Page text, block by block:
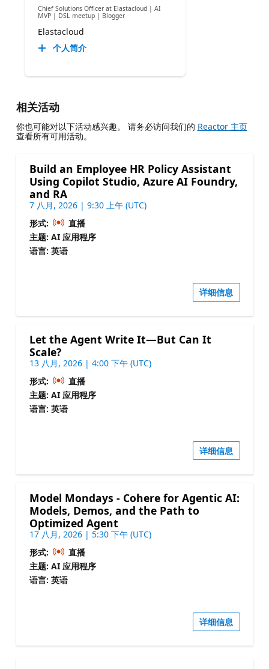
Chief Solutions Officer at Elastacloud | AI
MVP | DSL meetup | Blogger
Elastacloud
个人简介
相关活动
你也可能对以下活动感兴趣。 请务必访问我们的 Reactor 主页
查看所有可用活动。
Build an Employee HR Policy Assistant
Using Copilot Studio, Azure AI Foundry,
and RA
7 八月, 2026 | 9:30 上午 (UTC)
形式:
直播
主题: AI 应用程序
语言: 英语
详细信息
Let the Agent Write It—But Can It
Scale?
13 八月, 2026 | 4:00 下午 (UTC)
形式:
直播
主题: AI 应用程序
语言: 英语
详细信息
Model Mondays - Cohere for Agentic AI:
Models, Demos, and the Path to
Optimized Agent
17 八月, 2026 | 5:30 下午 (UTC)
形式:
直播
主题: AI 应用程序
语言: 英语
详细信息